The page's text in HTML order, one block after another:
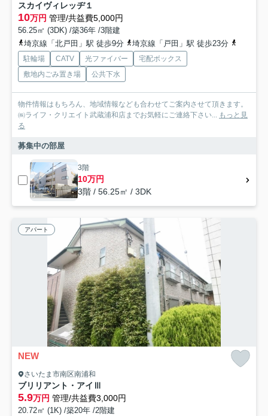
スカイヴィレッヂ１
10万円 管理/共益費5,000円
56.25㎡ (3DK) /築36年 /3階建
埼京線「北戸田」駅 徒歩9分
埼京線「戸田」駅 徒歩23分
駐輪場 CATV 光ファイバー
宅配ボックス
敷地内ごみ置き場
公共下水
物件情報はもちろん、地域情報なども合わせてご案内させて頂きます。
㈱ライフ・クリエイト武蔵浦和店までお気軽にご連絡下さい... もっと見
る
募集中の部屋
3階
10万円
3階 / 56.25㎡ / 3DK
アパート
NEW
さいたま市南区南浦和
ブリリアント・アイⅢ
5.9万円 管理/共益費3,000円
20.72㎡ (1K) /築20年 /2階建